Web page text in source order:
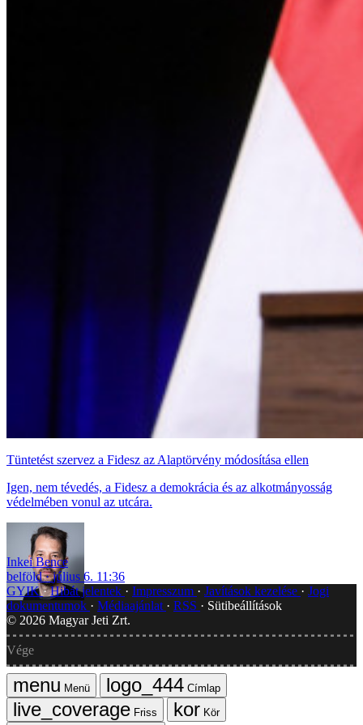
Tüntetést szervez a Fidesz az Alaptörvény módosítása ellen
Igen, nem tévedés, a Fidesz a demokrácia és az alkotmányosság
védelmében vonul az utcára.
Inkei Bence
belföld
július 6. 11:36
GYIK Hibát jelentek Impresszum Javítások kezelése
Jogi
dokumentumok
Médiaajánlat RSS
Sütibeállítások
© 2026 Magyar Jeti Zrt.
Vége
Menü
Címlap
Friss
Kör